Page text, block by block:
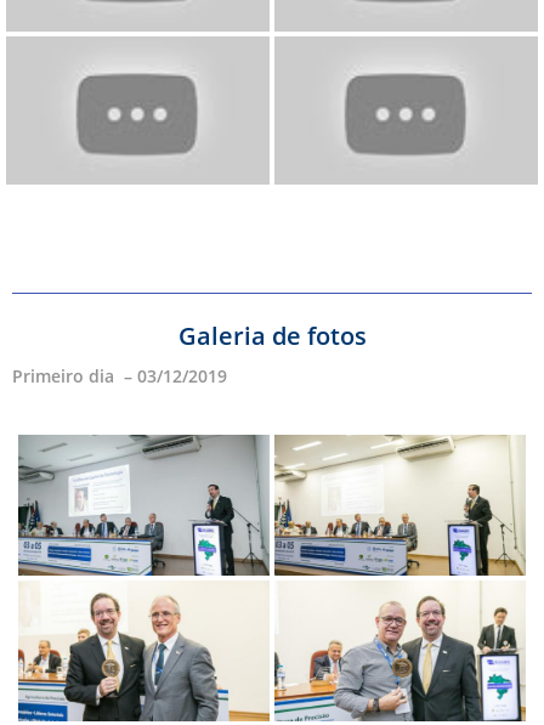
Galeria de fotos
Primeiro dia – 03/12/2019